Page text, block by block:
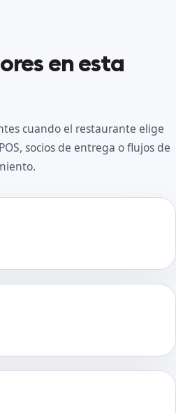
en esta
cuando el restaurante elige
socios de entrega o flujos de